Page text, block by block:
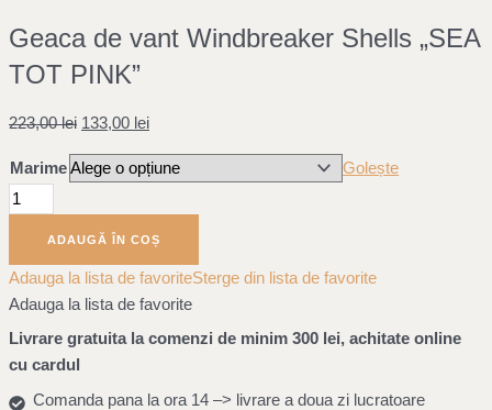
Geaca de vant Windbreaker Shells „SEA
TOT PINK”
223,00lei 133,00 lei
Marime Golește
Shells
"SEA
PINK"
ADAUGĂ ÎN COȘ
Adauga la lista de favoriteSterge din lista de favorite
Adauga la lista de favorite
Livrare gratuita la comenzi de minim 300 lei, achitate online
cu cardul
Comanda pana la ora 14 –> livrare a doua zi lucratoare